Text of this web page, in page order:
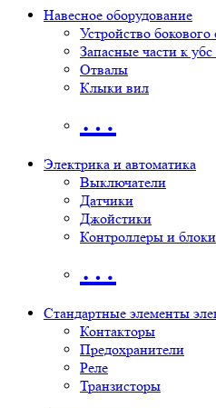
Навесное оборудование
Устройство
Запасные части к
Отвалы
Клыки вил
…
Электрика и автоматика
Выключатели
Датчики
Джойстики
Контроллеры и
…
Стандартные элементы
Контакторы
Предохранители
Реле
Транзисторы